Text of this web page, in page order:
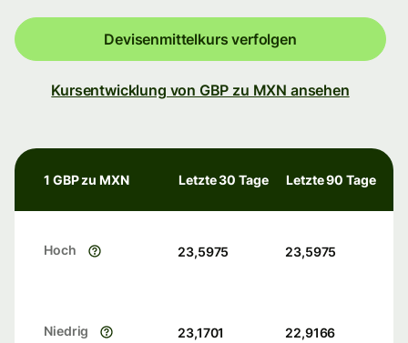
Devisenmittelkurs verfolgen
Kursentwicklung von GBP zu MXN ansehen
1 GBP zu MXN Letzte 30 Tage Letzte 90 Tage
Hoch 23,5975 23,5975
Niedrig 23,1701 22,9166